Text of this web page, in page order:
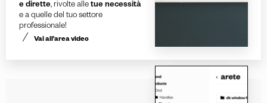
e dirette, rivolte alletue necessità
e a quelle del tuo settore
professionale!
Vai all'area video